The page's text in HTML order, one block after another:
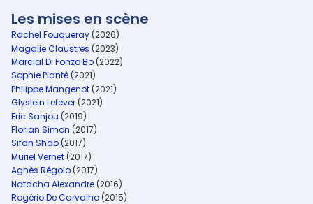
Les mises en scène
Rachel Fouqueray (2026)
Magalie Claustres (2023)
Marcial Di Fonzo Bo (2022)
Sophie Planté (2021)
Philippe Mangenot (2021)
Glyslein Lefever (2021)
Eric Sanjou (2019)
Florian Simon (2017)
Sifan Shao (2017)
Muriel Vernet (2017)
Agnès Régolo (2017)
Natacha Alexandre (2016)
Rogério De Carvalho (2015)